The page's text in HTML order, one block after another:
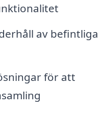
av befintliga
för att